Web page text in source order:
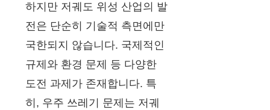
하지만 저궤도 위성 산업의 발
전은 단순히 기술적 측면에만
국한되지 않습니다. 국제적인
규제와 환경 문제 등 다양한
도전 과제가 존재합니다. 특
히, 우주 쓰레기 문제는 저궤